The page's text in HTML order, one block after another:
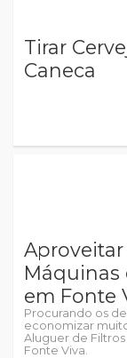
Tirar
Caneca
Máquinas
em Fonte
Procurando os
economizar
Aluguer de
Fonte Viva.